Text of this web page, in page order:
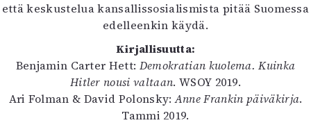
että keskustelua kansallissosialismista pitää Suomessa
edelleenkin käydä.
Kirjallisuutta:
Benjamin Carter Hett: Demokratian kuolema. Kuinka
Hitler nousi valtaan. WSOY 2019.
Ari Folman & David Polonsky:Anne Frankin päiväkirja.
Tammi 2019.